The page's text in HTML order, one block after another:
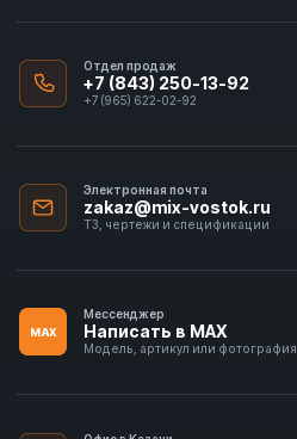
Отдел продаж
+7 (843) 250-13-92
+7 (965) 622-02-92
Электронная почта
zakaz@mix-vostok.ru
ТЗ, чертежи и спецификации
MAX
Мессенджер
Написать в MAX
Модель, артикул или фотография